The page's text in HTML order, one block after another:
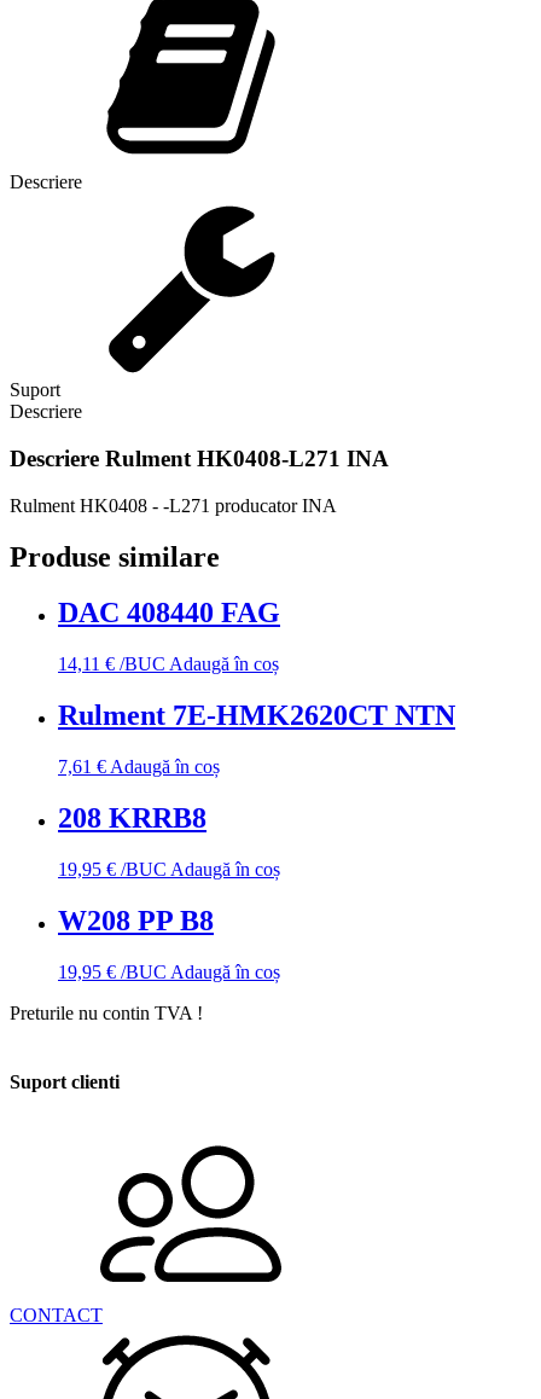
Descriere
Suport
Descriere
Descriere Rulment HK0408-L271 INA
Rulment HK0408 - -L271 producator INA
Produse similare
DAC 408440 FAG
14,11 € /BUC Adaugă în coș
Rulment 7E-HMK2620CT NTN
7,61 € Adaugă în coș
208 KRRB8
19,95 € /BUC Adaugă în coș
W208 PP B8
19,95 € /BUC Adaugă în coș
Preturile nu contin TVA !
Suport clienti
CONTACT